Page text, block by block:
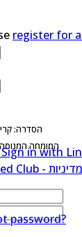
הסדרה:
המומחה
register for
in with
password?